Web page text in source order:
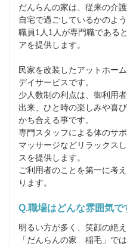
だんらんの家は、従来の介
自宅で過ごしているかのよ
職員1人1人が専門職である
アを提供します。
民家を改装したアットホー
デイサービスです。
少人数制の利点は、御利用
出来、ひと時の楽しみや喜
かち合える事です。
専門スタッフによる体のサ
マッサージなどリラックス
スを提供します。
ご利用者のことを第一に考
ります。
Q.職場はどんな雰囲気で
明るい方が多く、笑顔の絶
「だんらんの家　稲毛」で